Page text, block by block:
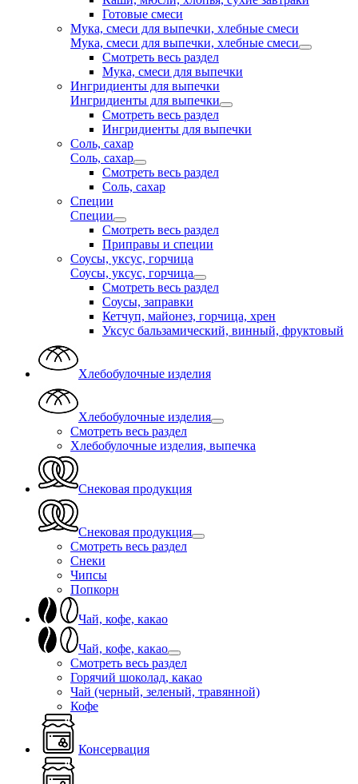
Готовые смеси
Мука, смеси для выпечки, хлебные смеси
Мука, смеси для выпечки, хлебные смеси
Смотреть весь раздел
Мука, смеси для выпечки
Ингридиенты для выпечки
Ингридиенты для выпечки
Смотреть весь раздел
Ингридиенты для выпечки
Соль, сахар
Соль, сахар
Смотреть весь раздел
Соль, сахар
Специи
Специи
Смотреть весь раздел
Приправы и специи
Соусы, уксус, горчица
Соусы, уксус, горчица
Смотреть весь раздел
Соусы, заправки
Кетчуп, майонез, горчица, хрен
Уксус бальзамический, винный, фруктовый
Хлебобулочные изделия
Хлебобулочные изделия
Смотреть весь раздел
Хлебобулочные изделия, выпечка
Снековая продукция
Снековая продукция
Смотреть весь раздел
Снеки
Чипсы
Попкорн
Чай, кофе, какао
Чай, кофе, какао
Смотреть весь раздел
Горячий шоколад, какао
Чай (черный, зеленый, травянной)
Кофе
Консервация